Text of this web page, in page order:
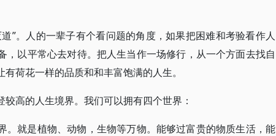
”。人的一辈子有个看问题的角度，如果把困难和考验看作人
，以平常心去对待。把人生当作一场修行，从一个方面去找自
荷花一样的品质和和丰富饱满的人生。
高的人生境界。我们可以拥有四个世界：
。就是植物、动物，生物等万物。能够过富贵的物质生活，能